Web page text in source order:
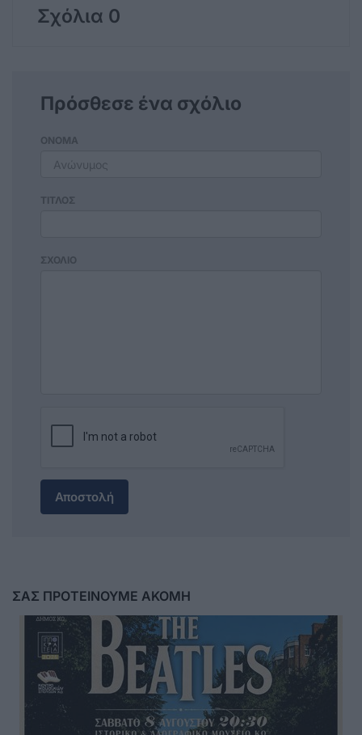
Σχόλια 0
Πρόσθεσε ένα σχόλιο
ΟΝΟΜΑ
ΤΙΤΛΟΣ
ΣΧΟΛΙΟ
Αποστολή
ΣΑΣ ΠΡΟΤΕΙΝΟΥΜΕ ΑΚΟΜΗ